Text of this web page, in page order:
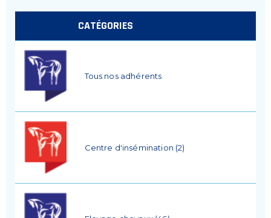
CATÉGORIES
Tous nos adhérents
Centre d'insémination (2)